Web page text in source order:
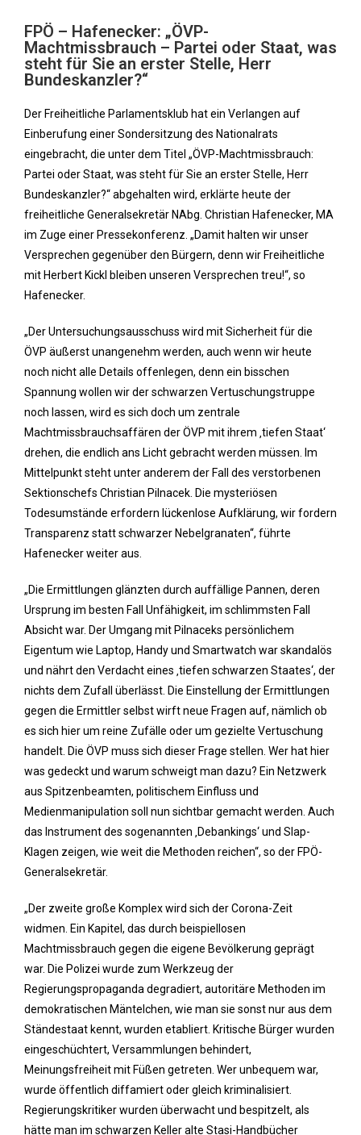
FPÖ – Hafenecker: „ÖVP-
Machtmissbrauch – Partei oder Staat, was
steht für Sie an erster Stelle, Herr
Bundeskanzler?“
Der Freiheitliche Parlamentsklub hat ein Verlangen auf
Einberufung einer Sondersitzung des Nationalrats
eingebracht, die unter dem Titel „ÖVP-Machtmissbrauch:
Partei oder Staat, was steht für Sie an erster Stelle, Herr
Bundeskanzler?“ abgehalten wird, erklärte heute der
freiheitliche Generalsekretär NAbg. Christian Hafenecker, MA
im Zuge einer Pressekonferenz. „Damit halten wir unser
Versprechen gegenüber den Bürgern, denn wir Freiheitliche
mit Herbert Kickl bleiben unseren Versprechen treu!“, so
Hafenecker.
„Der Untersuchungsausschuss wird mit Sicherheit für die
ÖVP äußerst unangenehm werden, auch wenn wir heute
noch nicht alle Details offenlegen, denn ein bisschen
Spannung wollen wir der schwarzen Vertuschungstruppe
noch lassen, wird es sich doch um zentrale
Machtmissbrauchsaffären der ÖVP mit ihrem ‚tiefen Staat‘
drehen, die endlich ans Licht gebracht werden müssen. Im
Mittelpunkt steht unter anderem der Fall des verstorbenen
Sektionschefs Christian Pilnacek. Die mysteriösen
Todesumstände erfordern lückenlose Aufklärung, wir fordern
Transparenz statt schwarzer Nebelgranaten“, führte
Hafenecker weiter aus.
„Die Ermittlungen glänzten durch auffällige Pannen, deren
Ursprung im besten Fall Unfähigkeit, im schlimmsten Fall
Absicht war. Der Umgang mit Pilnaceks persönlichem
Eigentum wie Laptop, Handy und Smartwatch war skandalös
und nährt den Verdacht eines ‚tiefen schwarzen Staates‘, der
nichts dem Zufall überlässt. Die Einstellung der Ermittlungen
gegen die Ermittler selbst wirft neue Fragen auf, nämlich ob
es sich hier um reine Zufälle oder um gezielte Vertuschung
handelt. Die ÖVP muss sich dieser Frage stellen. Wer hat hier
was gedeckt und warum schweigt man dazu? Ein Netzwerk
aus Spitzenbeamten, politischem Einfluss und
Medienmanipulation soll nun sichtbar gemacht werden. Auch
das Instrument des sogenannten ‚Debankings‘ und Slap-
Klagen zeigen, wie weit die Methoden reichen“, so der FPÖ-
Generalsekretär.
„Der zweite große Komplex wird sich der Corona-Zeit
widmen. Ein Kapitel, das durch beispiellosen
Machtmissbrauch gegen die eigene Bevölkerung geprägt
war. Die Polizei wurde zum Werkzeug der
Regierungspropaganda degradiert, autoritäre Methoden im
demokratischen Mäntelchen, wie man sie sonst nur aus dem
Ständestaat kennt, wurden etabliert. Kritische Bürger wurden
eingeschüchtert, Versammlungen behindert,
Meinungsfreiheit mit Füßen getreten. Wer unbequem war,
wurde öffentlich diffamiert oder gleich kriminalisiert.
Regierungskritiker wurden überwacht und bespitzelt, als
hätte man im schwarzen Keller alte Stasi-Handbücher